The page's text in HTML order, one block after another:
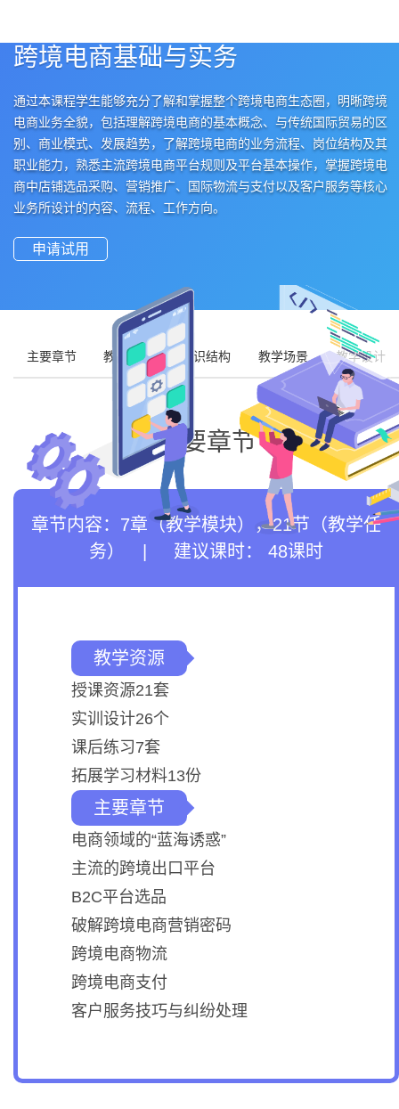
跨境电商基础与实务
通过本课程学生能够充分了解和掌握整个跨境电商生态圈，明晰跨境
电商业务全貌，包括理解跨境电商的基本概念、与传统国际贸易的区
别、商业模式、发展趋势，了解跨境电商的业务流程、岗位结构及其
职业能力，熟悉主流跨境电商平台规则及平台基本操作，掌握跨境电
商中店铺选品采购、营销推广、国际物流与支付以及客户服务等核心
业务所设计的内容、流程、工作方向。
申请试用
主要章节 教学目标 知识结构 教学场景 教学设计
主要章节
章节内容： 7章（教学模块） ，21节（教学任
务）
建议课时： 48课时
教学资源
授课资源21套
实训设计26个
课后练习7套
拓展学习材料13份
主要章节
电商领域的“蓝海诱惑”
主流的跨境出口平台
B2C平台选品
破解跨境电商营销密码
跨境电商物流
跨境电商支付
客户服务技巧与纠纷处理